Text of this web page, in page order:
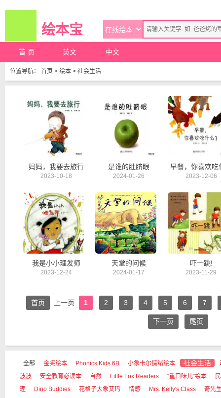
绘本宝
首 页 英文 中文
位置导航： 首页 > 绘本 > 社会生活
妈妈，我要去旅行
2023-10-18
是谁的肚脐眼
2024-01-26
早餐，你喜欢吃
2023-12-06
我是小小理发师
2023-12-24
天堂的问候
2024-01-17
吓一跳!
2023-11-29
首页 上一页 1 2 3 4 5 6 7
下一页 尾页
全部 金奖绘本 Phonics Kids 6B 小象卡尔情绪绘本 社会生活
波波
安全教育必读本 自然 Little Fox Readers “重口味儿”绘本
理
Dino Buddies 花格子大象艾玛 情感 Mrs. Kelly's Class
奇先